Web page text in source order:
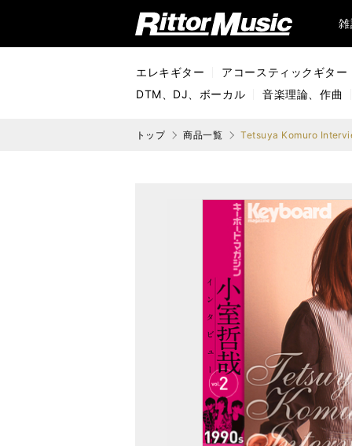
リットーミュージック (Rittor Music)
エレキギター アコースティックギター
DTM、DJ、ボーカル
音楽理論、作曲
トップ 商品一覧 Tetsuya Komuro